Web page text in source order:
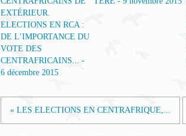
ELECTIONS EN RCA :
DE L’IMPORTANCE DU
VOTE DES
CENTRAFRICAINS... -
6 décembre 2015
« LES ELECTIONS EN CENTRAFRIQUE,...